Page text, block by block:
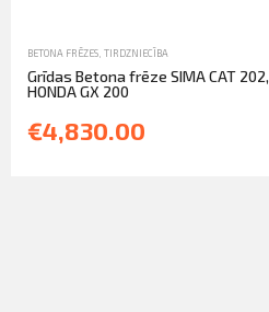
BETONA FRĒZES TIRDZNIECĪBA
Grīdas Betona frēze SIMA CAT 202,
HONDA GX 200
€4,830.00